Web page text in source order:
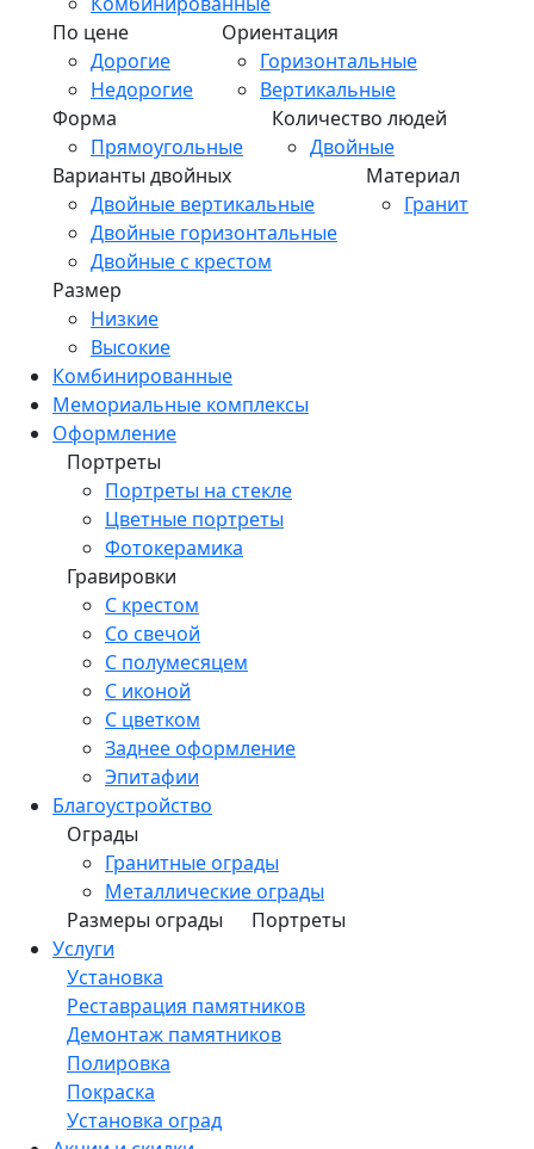
По цене
Дорогие
Недорогие
Ориентация
Горизонтальные
Вертикальные
Форма
Прямоугольные
Количество людей
Двойные
Варианты двойных
Двойные вертикальные
Двойные горизонтальные
Двойные с крестом
Материал
Гранит
Размер
Низкие
Высокие
Комбинированные
Мемориальные комплексы
Оформление
Портреты
Портреты на стекле
Цветные портреты
Фотокерамика
Гравировки
С крестом
Со свечой
С полумесяцем
С иконой
С цветком
Заднее оформление
Эпитафии
Благоустройство
Ограды
Гранитные ограды
Металлические ограды
Размеры ограды
Портреты
Услуги
Установка
Реставрация памятников
Демонтаж памятников
Полировка
Покраска
Установка оград